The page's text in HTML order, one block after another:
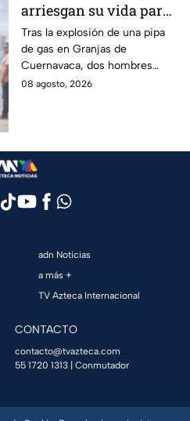
arriesgan su vida para
rescatar a sus perritos
tras la explosión de
pipa de gas en
Cuernavaca
Tras la explosión de una pipa
de gas en Granjas de
Cuernavaca, dos hombres
arriesgaron su vida para volver
08 agosto, 2026
adn Noticias
a más +
TV Azteca Internacional
CONTACTO
contacto@tvazteca.com
55 1720 1313 | Conmutador